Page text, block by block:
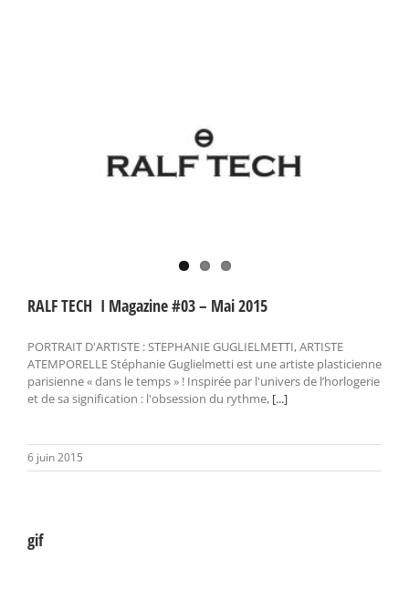
RALF TECH I Magazine #03 – Mai 2015
PORTRAIT D'ARTISTE : STEPHANIE GUGLIELMETTI, ARTISTE
ATEMPORELLE Stéphanie Guglielmetti est une artiste plasticienne
parisienne « dans le temps » ! Inspirée par l'univers de l’horlogerie
et de sa signification : l'obsession du rythme, [...]
6 juin 2015
gif